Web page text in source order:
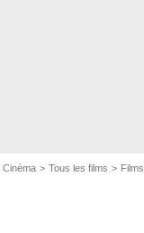
Cinéma Tous les films